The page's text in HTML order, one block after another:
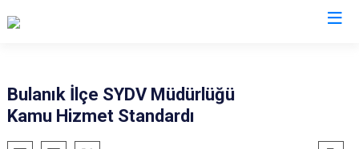
Bulanık
Bulanık İlçe SYDV Müdürlüğü
Kamu Hizmet Standardı